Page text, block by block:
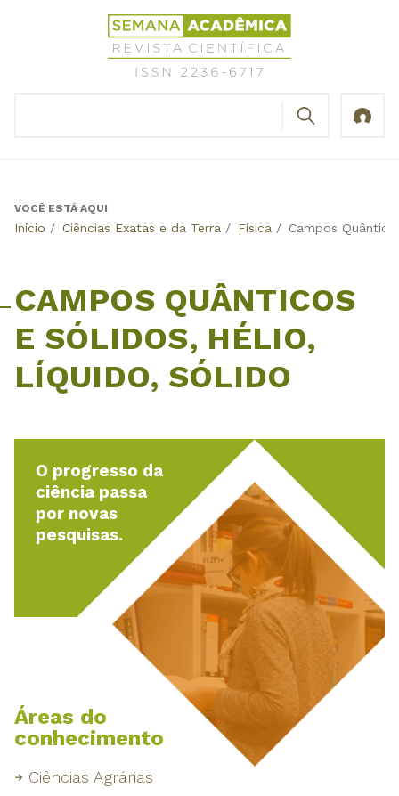
Revista
Científica
Semana
Back
VOCÊ ESTÁ AQUI
Início / Ciências Exatas e da Terra / Física / Campos
CAMPOS QUÂNTICOS
E SÓLIDOS, HÉLIO,
LÍQUIDO, SÓLIDO
O progresso da
ciência passa
por novas
pesquisas.
Áreas do
conhecimento
Ciências Agrárias